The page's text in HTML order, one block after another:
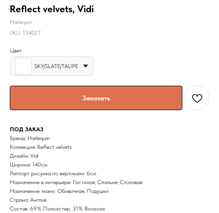
Reflect velvets, Vidi
Harlequin
SKU: 134027
Цвет
SKY/SLATE/TAUPE
Заказать
ПОД ЗАКАЗ
Бренд: Harlequin
Коллекция: Reflect velvets
Дизайн: Vidi
Ширина: 140см
Раппорт рисунка по вертикали: 6см
Назначение в интерьере: Гостиная, Спальня, Столовая
Назначение ткани: Обивочная, Подушки
Страна: Англия
Состав: 69% Полиэстер, 31% Вискоза